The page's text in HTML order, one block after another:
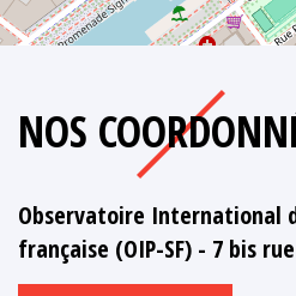
NOS
Observatoire International
française (OIP-SF) - 7 bis